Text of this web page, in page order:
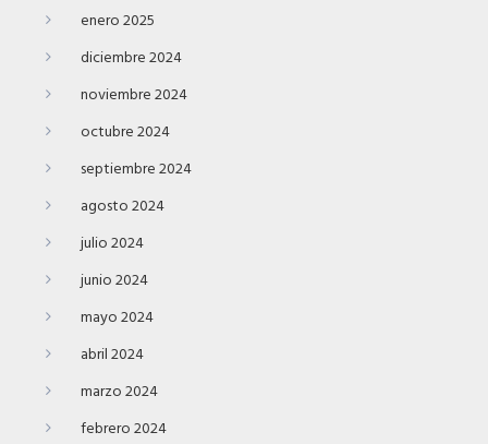
enero 2025
diciembre 2024
noviembre 2024
octubre 2024
septiembre 2024
agosto 2024
julio 2024
junio 2024
mayo 2024
abril 2024
marzo 2024
febrero 2024